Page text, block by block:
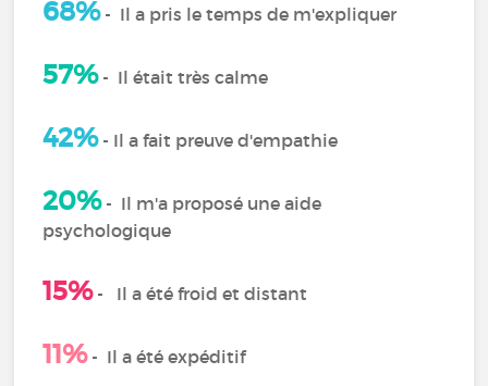
68%- Il a pris le temps de m'expliquer
57%- Il était très calme
42% - Il a fait preuve d'empathie
20%- Il m'a proposé une aide
psychologique
15%- Il a été froid et distant
11%- Il a été expéditif